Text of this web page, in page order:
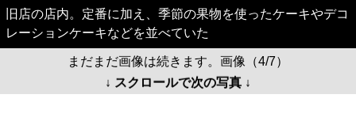
旧店の店内。定番に加え、季節の果物を使ったケーキやデコ
レーションケーキなどを並べていた
まだまだ画像は続きます。画像（4/7）
↓ スクロールで次の写真 ↓